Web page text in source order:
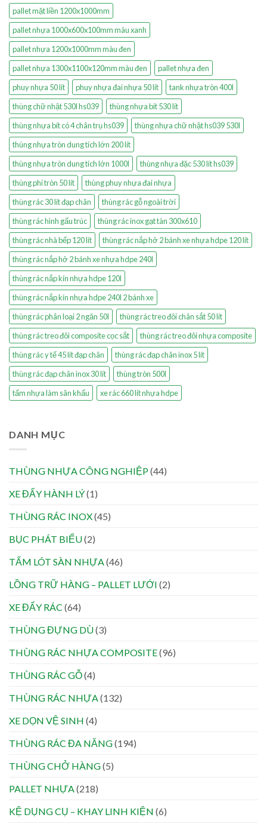
pallet mặt liền 1200x1000mm
pallet nhựa 1000x600x100mm màu xanh
pallet nhựa 1200x1000mm màu đen
pallet nhựa 1300x1100x120mm màu đen
pallet nhựa đen
phuy nhựa 50 lít
phuy nhựa đai nhựa 50 lít
tank nhựa tròn 400l
thùng chữ nhật 530l hs039
thùng nhựa bít 530 lít
thùng nhựa bít có 4 chân trụ hs039
thùng nhựa chữ nhật hs039 530l
thùng nhựa tròn dung tích lớn 200 lít
thùng nhựa tròn dung tích lớn 1000l
thùng nhựa đặc 530 lít hs039
thùng phi tròn 50 lít
thùng phuy nhựa đai nhựa
thùng rác 30 lít đạp chân
thùng rác gỗ ngoài trời
thùng rác hình gấu trúc
thùng rác inox gạt tàn 300x610
thùng rác nhà bếp 120 lít
thùng rác nắp hở 2 bánh xe nhựa hdpe 120 lít
thùng rác nắp hở 2 bánh xe nhựa hdpe 240l
thùng rác nắp kín nhựa hdpe 120l
thùng rác nắp kín nhựa hdpe 240l 2 bánh xe
thùng rác phân loại 2 ngăn 50l
thùng rác treo đôi chân sắt 50 lít
thùng rác treo đôi composite cọc sắt
thùng rác treo đôi nhựa composite
thùng rác y tế 45 lít đạp chân
thùng rác đạp chân inox 5 lít
thùng rác đạp chân inox 30 lít
thùng tròn 500l
tấm nhựa làm sân khấu
xe rác 660 lít nhựa hdpe
DANH MỤC
THÙNG NHỰA CÔNG NGHIỆP(44)
XE ĐẨY HÀNH LÝ(1)
THÙNG RÁC INOX(45)
BỤC PHÁT BIỂU(2)
TẤM LÓT SÀN NHỰA(46)
LỒNG TRỮ HÀNG – PALLET LƯỚI (2)
XE ĐẨY RÁC (64)
THÙNG ĐỰNG DÙ(3)
THÙNG RÁC NHỰA COMPOSITE(96)
THÙNG RÁC GỖ(4)
THÙNG RÁC NHỰA(132)
XE DỌN VỆ SINH (4)
THÙNG RÁC ĐA NĂNG(194)
THÙNG CHỞ HÀNG(5)
PALLET NHỰA(218)
KỆ DỤNG CỤ – KHAY LINH KIỆN (6)